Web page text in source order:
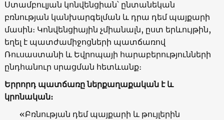
Ստամբուլյան կոնվենցիան՝ ընտանեկան
բռնության կանխարգելման և դրա դեմ պայքարի
մասին։ Կոնվենցիային չմիանալն, ըստ երևույթին,
եղել է պատժամիջոցների պատճառով
Ռուսաստանի և Եվրոպայի հարաբերությունների
ընդհանուր սրացման հետևանք։
Երրորդ պատճառը ներքաղաքական է և
կրոնական։
«Բռնության դեմ պայքարի և թույլերին